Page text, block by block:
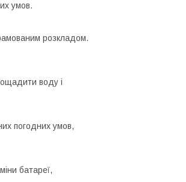
умов.
розкладом.
воду і
погодних умов,
батареї,